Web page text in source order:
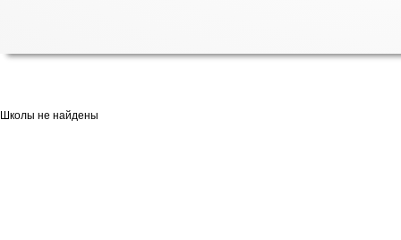
Школы не найдены